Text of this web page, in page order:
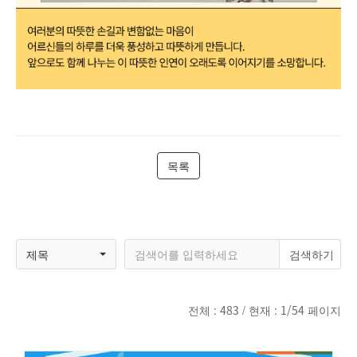
목록
제목
전체 : 483 / 현재 : 1/54 페이지